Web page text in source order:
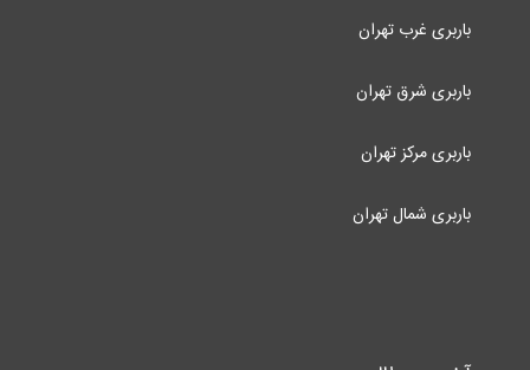
باربری غرب تهران
باربری شرق تهران
باربری مرکز تهران
باربری شمال تهران